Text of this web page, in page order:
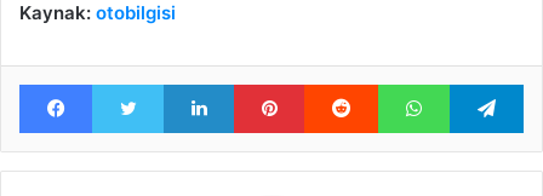
Kaynak: otobilgisi
FacebookTwitter LinkedIn Pinterest Reddit WhatsApp